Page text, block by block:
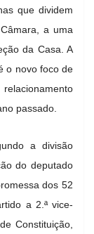
que dividem
a uma
da Casa. A
o novo foco de
passado.
a divisão
do deputado
dos 52
a 2.ª vice-
Constituição,